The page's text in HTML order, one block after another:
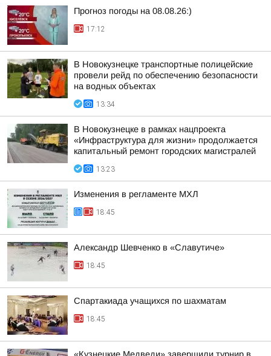
Прогноз погоды на 08.08.26:)
17:12
В Новокузнецке транспортные полицейские
провели рейд по обеспечению безопасности
на водных объектах
13:34
В Новокузнецке в рамках нацпроекта
«Инфраструктура для жизни» продолжается
капитальный ремонт городских магистралей
13:23
Изменения в регламенте МХЛ
18:45
Александр Шевченко в «Славутиче»
18:45
Спартакиада учащихся по шахматам
18:45